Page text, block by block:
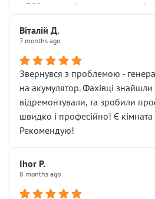
• 300 грн — діагностика
НЕ погоджував
послуга. Тим більше, я був поруч
діагностики ходової не
зауваження гроші за цю
лише підтвердило мою правоту.
Але головне — я виїжджаю з
залишився таким самим, як і
Далі ситуація тільки погіршилась:
• сказали, що тепер “потрібно
• що біля авто стояти вже не
Віталій Д.
7 months ago
Звернувся з проблемою -
на акумулятор. Фахівці
відремонтували, та зробили
швидко і професійно! Є кімната
Рекомендую!
Ihor P.
8 months ago